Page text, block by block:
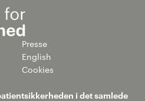
Presse
English
Cookies
i det samlede